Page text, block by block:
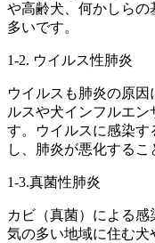
や高齢犬、何かしら
多いです。
1-2. ウイルス性肺炎
ウイルスも肺炎の原
ルスや犬インフルエ
す。ウイルスに感染す
し、肺炎が悪化するこ
1-3.真菌性肺炎
カビ（真菌）による
気の多い地域に住む